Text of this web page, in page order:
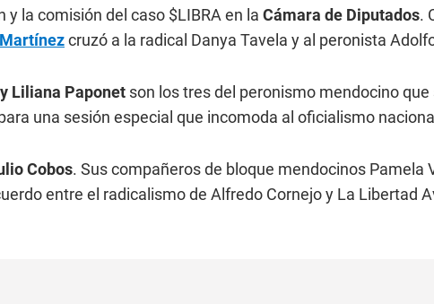
y la comisión del caso $LIBRA en la Cámara de Diputados.
cruzó a la radical Danya Tavela y al peronista
Liliana Paponet son los tres del peronismo mendocino
una sesión especial que incomoda al oficialismo
Cobos. Sus compañeros de bloque mendocinos Pamela
entre el radicalismo de Alfredo Cornejo y La Libertad